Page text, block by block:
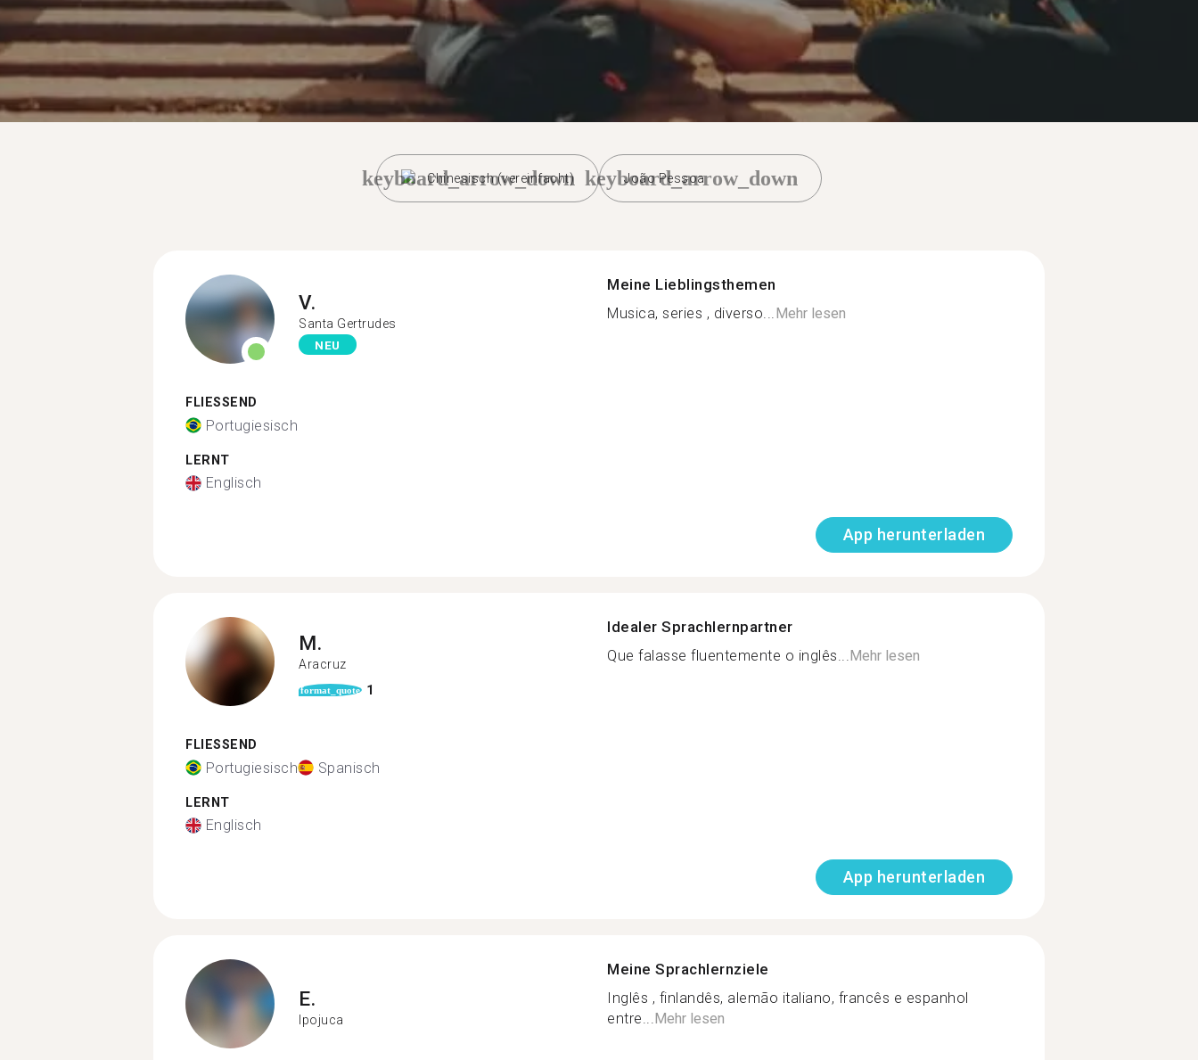
Chinesisch (vereinfacht)
keyboard_arrow_down João Pessoa
keyboard_arrow_down
V.
Santa Gertrudes
NEU
FLIESSEND
Portugiesisch
LERNT
Englisch
Meine Lieblingsthemen
Musica, series , diverso...Mehr lesen
App herunterladen
M.
Aracruz
format_quote 1
FLIESSEND
Portugiesisch Spanisch
LERNT
Englisch
Idealer Sprachlernpartner
Que falasse fluentemente o inglês...Mehr lesen
App herunterladen
E.
Ipojuca
Meine Sprachlernziele
Inglês , finlandês, alemão italiano, francês e espanhol
entre...Mehr lesen